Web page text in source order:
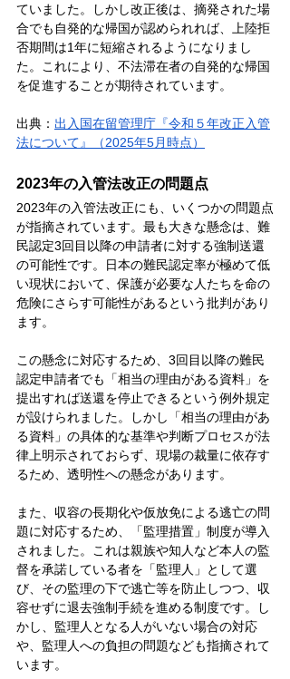
ていました。しかし改正後は、摘発された場
合でも自発的な帰国が認められれば、上陸拒
否期間は1年に短縮されるようになりまし
た。これにより、不法滞在者の自発的な帰国
を促進することが期待されています。
出典： 出入国在留管理庁『令和５年改正入管
法について』（2025年5月時点）
2023年の入管法改正の問題点
2023年の入管法改正にも、いくつかの問題点
が指摘されています。最も大きな懸念は、難
民認定3回目以降の申請者に対する強制送還
の可能性です。日本の難民認定率が極めて低
い現状において、保護が必要な人たちを命の
危険にさらす可能性があるという批判があり
ます。
この懸念に対応するため、3回目以降の難民
認定申請者でも「相当の理由がある資料」を
提出すれば送還を停止できるという例外規定
が設けられました。しかし「相当の理由があ
る資料」の具体的な基準や判断プロセスが法
律上明示されておらず、現場の裁量に依存す
るため、透明性への懸念があります。
また、収容の長期化や仮放免による逃亡の問
題に対応するため、「監理措置」制度が導入
されました。これは親族や知人など本人の監
督を承諾している者を「監理人」として選
び、その監理の下で逃亡等を防止しつつ、収
容せずに退去強制手続を進める制度です。し
かし、監理人となる人がいない場合の対応
や、監理人への負担の問題なども指摘されて
います。